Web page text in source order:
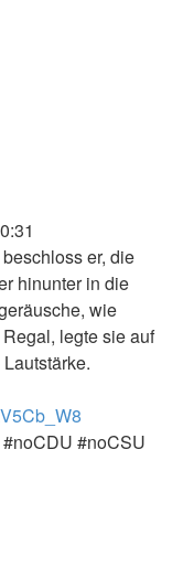
er, die
hinunter in die
wie
legte sie auf
#noCSU